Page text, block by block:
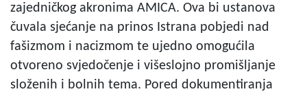
zajedničkog akronima AMICA. Ova bi ustanova
čuvala sjećanje na prinos Istrana pobjedi nad
fašizmom i nacizmom te ujedno omogućila
otvoreno svjedočenje i višeslojno promišljanje
složenih i bolnih tema. Pored dokumentiranja